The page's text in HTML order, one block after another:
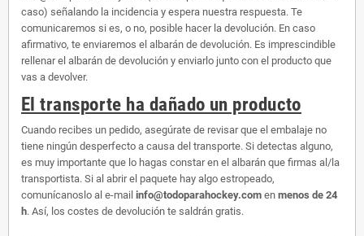
caso) señalando la incidencia y espera nuestra respuesta. Te
comunicaremos si es, o no, posible hacer la devolución. En caso
afirmativo, te enviaremos el albarán de devolución. Es imprescindible
rellenar el albarán de devolución y enviarlo junto con el producto que
vas a devolver.
El transporte ha dañado un producto
Cuando recibes un pedido, asegúrate de revisar que el embalaje no
tiene ningún desperfecto a causa del transporte. Si detectas alguno,
es muy importante que lo hagas constar en el albarán que firmas al/la
transportista. Si al abrir el paquete hay algo estropeado,
comunícanoslo al e-mail info@todoparahockey.com en menos de 24
h. Así, los costes de devolución te saldrán gratis.